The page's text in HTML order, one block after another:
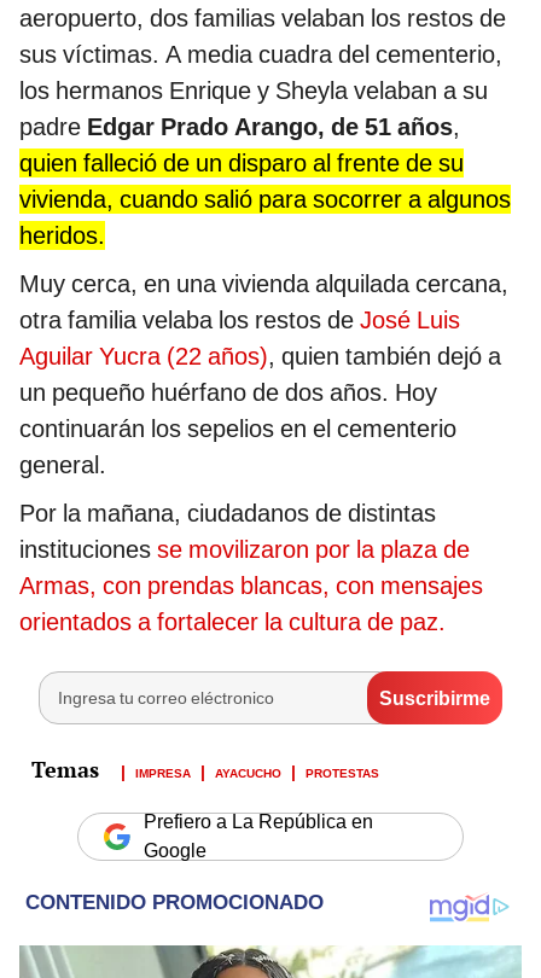
aeropuerto, dos familias velaban los restos de
sus víctimas. A media cuadra del cementerio,
los hermanos Enrique y Sheyla velaban a su
padre Edgar Prado Arango, de 51 años,
quien falleció de un disparo al frente de su
vivienda, cuando salió para socorrer a algunos
heridos.
Muy cerca, en una vivienda alquilada cercana,
otra familia velaba los restos de José Luis
Aguilar Yucra (22 años), quien también dejó a
un pequeño huérfano de dos años. Hoy
continuarán los sepelios en el cementerio
general.
Por la mañana, ciudadanos de distintas
instituciones se movilizaron por la plaza de
Armas, con prendas blancas, con mensajes
orientados a fortalecer la cultura de paz.
IMPRESA AYACUCHO PROTESTAS
Prefiero a La República en
Google